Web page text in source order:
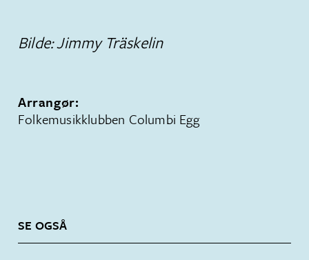
Bilde: Jimmy Träskelin
Arrangør:
Folkemusikklubben Columbi Egg
SE OGSÅ